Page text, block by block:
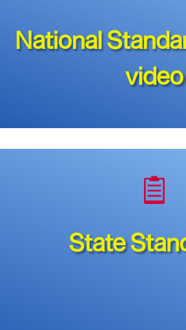
National
video

State